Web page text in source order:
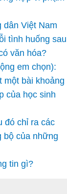
dân Việt Nam
tình huống sau
văn hóa?
em chọn):
một bài khoảng
của học sinh
đó chỉ ra các
bộ của những
tin gì?